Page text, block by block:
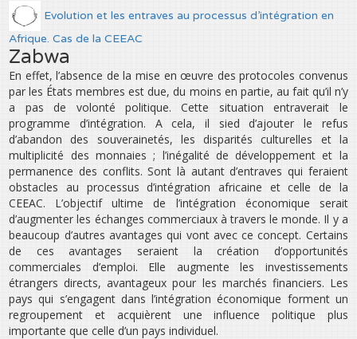
Evolution et les entraves au processus d’intégration en
Afrique. Cas de la CEEAC
Zabwa
En effet, l’absence de la mise en œuvre des protocoles convenus
par les États membres est due, du moins en partie, au fait qu’il n’y
a pas de volonté politique. Cette situation entraverait le
programme d’intégration. A cela, il sied d’ajouter le refus
d’abandon des souverainetés, les disparités culturelles et la
multiplicité des monnaies ; l’inégalité de développement et la
permanence des conflits. Sont là autant d’entraves qui feraient
obstacles au processus d’intégration africaine et celle de la
CEEAC. L’objectif ultime de l’intégration économique serait
d’augmenter les échanges commerciaux à travers le monde. Il y a
beaucoup d’autres avantages qui vont avec ce concept. Certains
de ces avantages seraient la création d’opportunités
commerciales d’emploi. Elle augmente les investissements
étrangers directs, avantageux pour les marchés financiers. Les
pays qui s’engagent dans l’intégration économique forment un
regroupement et acquièrent une influence politique plus
importante que celle d’un pays individuel.